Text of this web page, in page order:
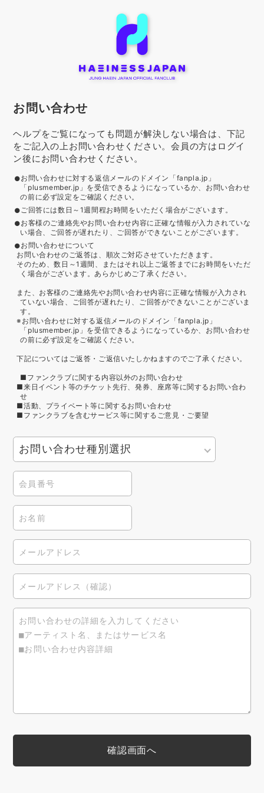
お問い合わせ
ヘルプをご覧になっても問題が解決しない場合は、下記
をご記入の上お問い合わせください。会員の方はログイ
ン後にお問い合わせください。
お問い合わせに対する返信メールのドメイン「fanpla.jp」
「plusmember.jp」を受信できるようになっているか、お問い合わせ
の前に必ず設定をご確認ください。
ご回答には数日～1週間程お時間をいただく場合がございます。
お客様のご連絡先やお問い合わせ内容に正確な情報が入力されていな
い場合、ご回答が遅れたり、ご回答ができないことがございます。
お問い合わせについて
お問い合わせのご返答は、順次ご対応させていただきます。
そのため、数日～1週間、またはそれ以上ご返答までにお時間をいただ
く場合がございます。あらかじめご了承ください。
また、お客様のご連絡先やお問い合わせ内容に正確な情報が入力され
ていない場合、ご回答が遅れたり、ご回答ができないことがございま
す。
※お問い合わせに対する返信メールのドメイン「fanpla.jp」
「plusmember.jp」を受信できるようになっているか、お問い合わせ
の前に必ず設定をご確認ください。
下記についてはご返答・ご返信いたしかねますのでご了承ください。
■ファンクラブに関する内容以外のお問い合わせ
■来日イベント等のチケット先行、発券、座席等に関するお問い合わ
せ
■活動、プライベート等に関するお問い合わせ
■ファンクラブを含むサービス等に関するご意見・ご要望